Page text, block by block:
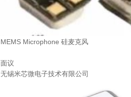
MEMS Microphone 硅麦克风
面议
无锡米芯微电子技术有限公司